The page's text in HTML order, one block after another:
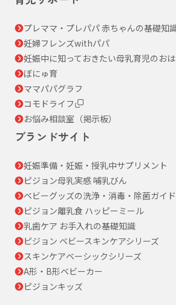
プレママ・プレパパ 赤ちゃんの基礎知
妊婦フレンズwithパパ
妊娠中に知っておきたい母乳育児のお
ぼにゅ育
ママパパグラフ
コモドライフ
お悩み相談室（掲示板）
ブランドサイト
妊娠準備・妊娠・授乳中サプリメント
ピジョン母乳実感 哺乳びん
ベビーグッズの洗浄・消毒・除菌ガイド
ピジョン離乳食 ハッピーミール
乳歯ケア お手入れの基礎知識
ピジョン ベビースキンケアシリーズ
スキンケアベーシックシリーズ
A形・B形ベビーカー
ピジョンキッズ